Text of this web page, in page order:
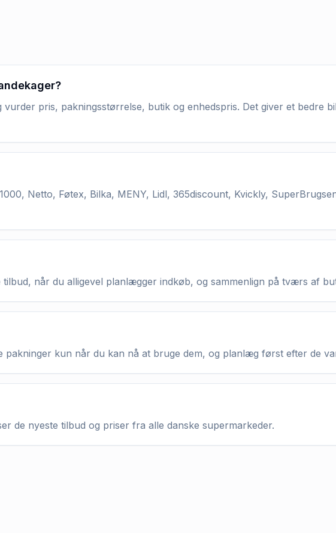
pris, pakningsstørrelse, butik og enhedspris. Det giver et bedre
Netto, Føtex, Bilka, MENY, Lidl, 365discount, Kvickly,
når du alligevel planlægger indkøb, og sammenlign på tværs af
kun når du kan nå at bruge dem, og planlæg først efter de
de nyeste tilbud og priser fra alle danske supermarkeder.